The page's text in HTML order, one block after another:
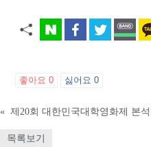
좋아요 0 싫어요 0
« 제20회 대한민국대학영화제 본
목록보기